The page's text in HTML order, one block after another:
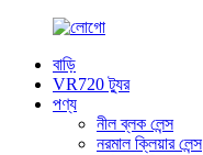
বাড়ি
VR720 ট্যুর
পণ্য
নীল ব্লক লেন্স
নরমাল ক্লিয়ার লেন্স